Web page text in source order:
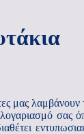
μας
σας